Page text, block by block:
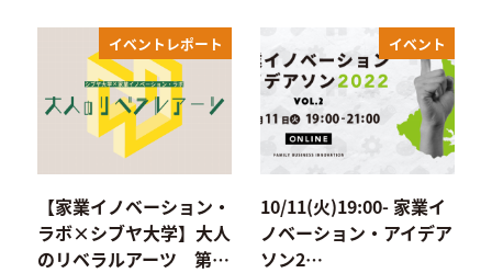
イベントレポート
【家業イノベーション・
ラボ×シブヤ大学】大人
のリベラルアーツ 第…
イベント
10/11(火)19:00- 家業イ
ノベーション・アイデア
ソン2…